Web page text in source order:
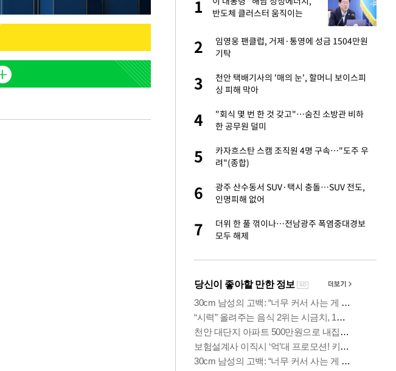
10대가 40대 친모 살해
2
생각도"
3
[속보]이 대통령, '호우피해' 안동·의성 관할
4개 면 특별재난지역 선포
4
1
반도체 클러스터 움직이는
2
임영웅 팬클럽, 거제·통영에 성금 1504만원
기탁
3
천안 택배기사의 '매의 눈', 할머니 보이스피
싱 피해 막아
4
"회식 몇 번 한 것 갖고"…숨진 소방관 비하
한 공무원 덜미
5
카자흐스탄 스캠 조직원 4명 구속…"도주 우
려"(종합)
6
광주 산수동서 SUV·택시 충돌…SUV 전도,
인명피해 없어
7
더위 한 풀 꺾이나…전남광주 폭염중대경보
모두 해제